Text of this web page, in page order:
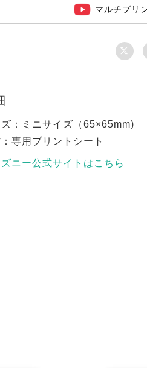
マルチプリ

：ミニサイズ（65×65mm)
専用プリントシート
ニー公式サイトはこちら